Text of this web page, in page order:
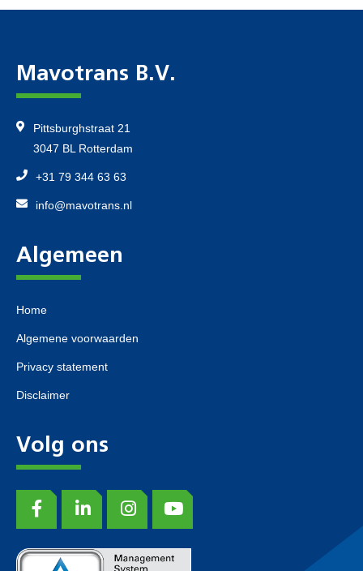
Mavotrans B.V.
Pittsburghstraat 21
3047 BL Rotterdam
+31 79 344 63 63
info@mavotrans.nl
Algemeen
Home
Algemene voorwaarden
Privacy statement
Disclaimer
Volg ons